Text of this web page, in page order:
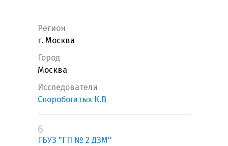
Регион
г. Москва
Город
Москва
Исследователи
Скоробогатых К.В
6
ГБУЗ "ГП № 2 ДЗМ"